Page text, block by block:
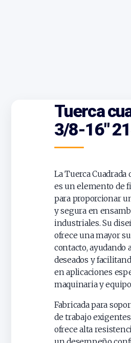
Tuerca
3/8-16″
La Tuerca Cuadrada
es un elemento de
para proporcionar
y segura en
industriales. Su
ofrece una mayor
contacto, ayudando
deseados y
en aplicaciones
maquinaria y
Fabricada para
de trabajo
ofrece alta